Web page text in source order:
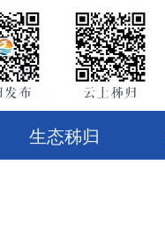
生态秭归